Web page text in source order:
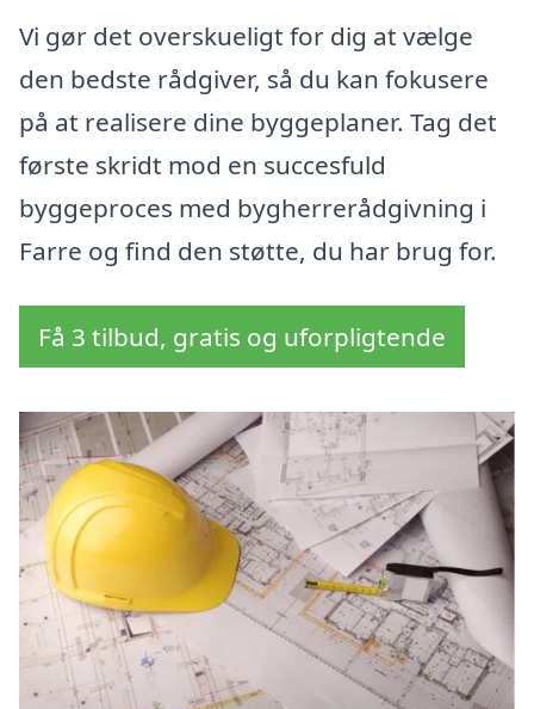
Vi gør det overskueligt for dig at vælge
den bedste rådgiver, så du kan fokusere
på at realisere dine byggeplaner. Tag det
første skridt mod en succesfuld
byggeproces med bygherrerådgivning i
Farre og find den støtte, du har brug for.
Få 3 tilbud, gratis og uforpligtende